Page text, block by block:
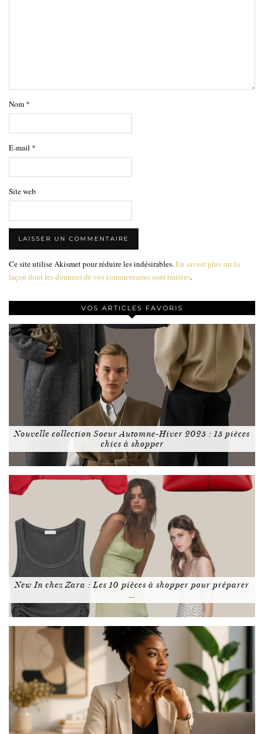
Nom *
E-mail *
Site web
Ce site utilise Akismet pour réduire les indésirables. En savoir plus sur la
façon dont les données de vos commentaires sont traitées.
VOS ARTICLES FAVORIS
Nouvelle collection Soeur Automne-Hiver 2025 : 15 pièces
chics à shopper
New In chez Zara : Les 10 pièces à shopper pour préparer
…